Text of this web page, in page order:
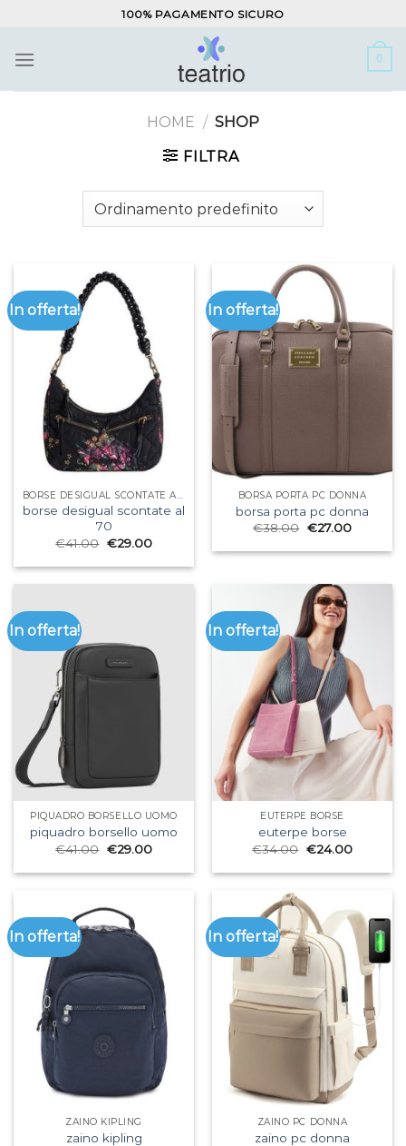
contenuti
100% PAGAMENTO SICURO
0
HOME / SHOP
FILTRA
In offerta!
borse desigual scontate al
70
€41.00 €29.00
In offerta!
BORSA PORTA PC DONNA
borsa porta pc donna
€38.00 €27.00
In offerta!
PIQUADRO BORSELLO UOMO
piquadro borsello uomo
€41.00 €29.00
In offerta!
EUTERPE BORSE
euterpe borse
€34.00 €24.00
In offerta!
ZAINO KIPLING
zaino kipling
In offerta!
ZAINO PC DONNA
zaino pc donna